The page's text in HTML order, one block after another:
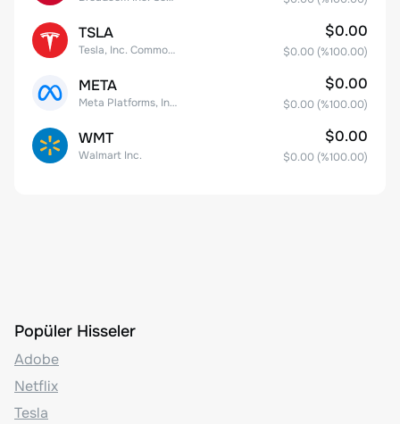
TSLA
Tesla, Inc. Common Stock
$0.00
$0.00 (%100.00)
META
Meta Platforms, Inc. Class A Common Stock
$0.00
$0.00 (%100.00)
WMT
Walmart Inc.
$0.00
$0.00 (%100.00)
Popüler Hisseler
Adobe
Netflix
Tesla